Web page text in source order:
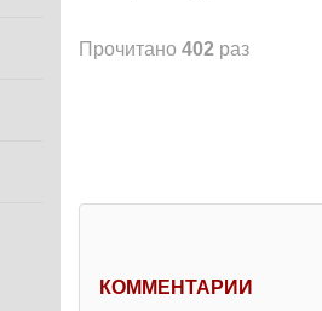
Прочитано 402 раз
КОММЕНТАРИИ